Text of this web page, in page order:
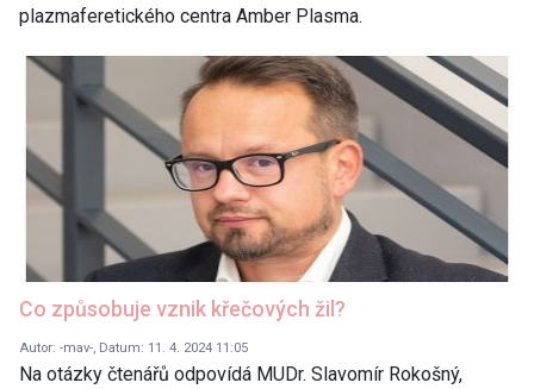
plazmaferetického centra Amber Plasma.
Co způsobuje vznik křečových žil?
Autor: -mav-, Datum: 11. 4. 2024 11:05
Na otázky čtenářů odpovídá MUDr. Slavomír Rokošný,